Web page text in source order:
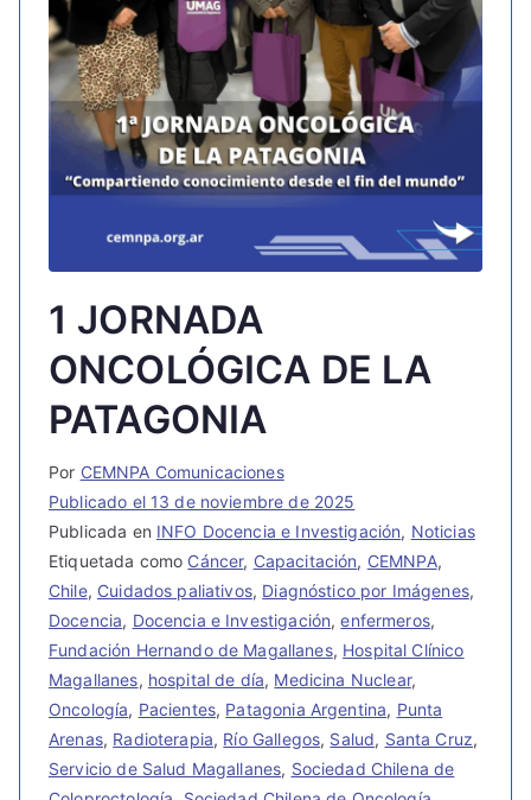
1 JORNADA
ONCOLÓGICA DE LA
PATAGONIA
Por CEMNPA Comunicaciones
Publicado el 13 de noviembre de 2025
Publicada en INFO Docencia e Investigación, Noticias
Etiquetada como Cáncer, Capacitación, CEMNPA,
Chile, Cuidados paliativos, Diagnóstico por Imágenes,
Docencia, Docencia e Investigación,enfermeros,
Fundación Hernando de Magallanes, Hospital Clínico
Magallanes, hospital de día, Medicina Nuclear,
Oncología, Pacientes, Patagonia Argentina, Punta
Arenas, Radioterapia, Río Gallegos, Salud, Santa Cruz,
Servicio de Salud Magallanes, Sociedad Chilena de